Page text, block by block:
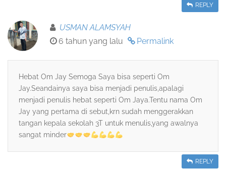
REPLY
USMAN ALAMSYAH
6 tahun yang lalu
Permalink
Hebat Om Jay Semoga Saya bisa seperti Om
Jay.Seandainya saya bisa menjadi penulis,apalagi
menjadi penulis hebat seperti Om Jaya.Tentu nama Om
Jay yang pertama di sebut,krn sudah menggerakkan
tangan kepala sekolah 3T untuk menulis,yang awalnya
sangat minder
REPLY